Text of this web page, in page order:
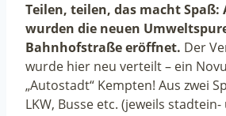
Teilen, teilen, das macht Spaß:
wurden die neuen
Bahnhofstraße eröffnet. Der
wurde hier neu verteilt – ein
„Autostadt“ Kempten! Aus zwei
LKW, Busse etc. (jeweils stadtein-